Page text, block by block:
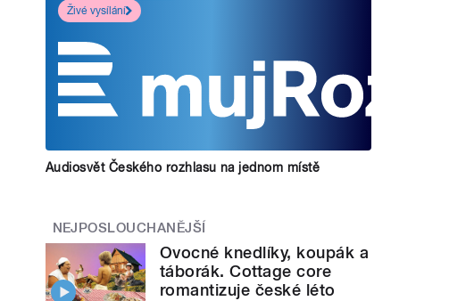
Živé vysílání
Audiosvět Českého rozhlasu na jednom místě
NEJPOSLOUCHANĚJŠÍ
Ovocné knedlíky, koupák a
táborák. Cottage core
romantizuje české léto